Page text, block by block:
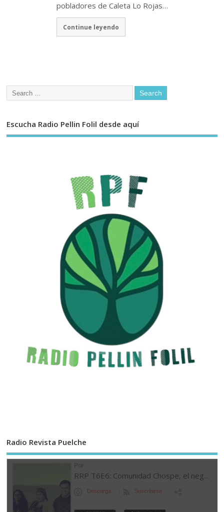
pobladores de Caleta Lo Rojas…
Continue leyendo
Escucha Radio Pellin Folil desde aquí
Radio Revista Puelche